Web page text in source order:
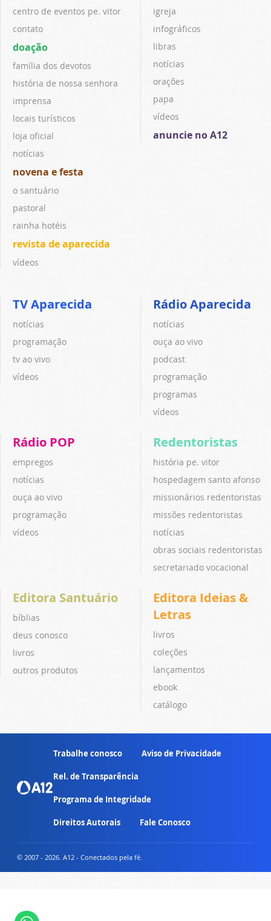
centro de eventos pe. vitor
contato
doação
família dos devotos
história de nossa senhora
imprensa
locais turísticos
loja oficial
notícias
novena e festa
o santuário
pastoral
rainha hotéis
revista de aparecida
vídeos
igreja
infográficos
libras
notícias
orações
papa
vídeos
anuncie no A12
TV Aparecida
notícias
programação
tv ao vivo
vídeos
Rádio Aparecida
notícias
ouça ao vivo
podcast
programação
programas
vídeos
Rádio POP
empregos
notícias
ouça ao vivo
programação
vídeos
Redentoristas
história pe. vitor
hospedagem santo afonso
missionários redentoristas
missões redentoristas
notícias
obras sociais redentoristas
secretariado vocacional
Editora Santuário
bíblias
deus conosco
livros
outros produtos
Editora Ideias &
Letras
livros
coleções
lançamentos
ebook
catálogo
Trabalhe conosco Aviso de Privacidade
Rel. de Transparência
Programa de Integridade
Direitos Autorais Fale Conosco
© 2007 - 2026. A12 - Conectados pela fé.